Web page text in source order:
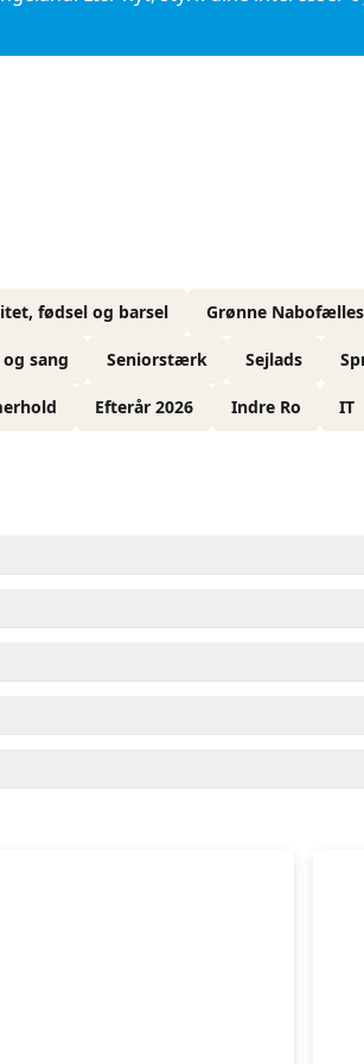
fødsel og barsel Grønne
sang Seniorstærk Sejlads
Efterår 2026 Indre Ro IT